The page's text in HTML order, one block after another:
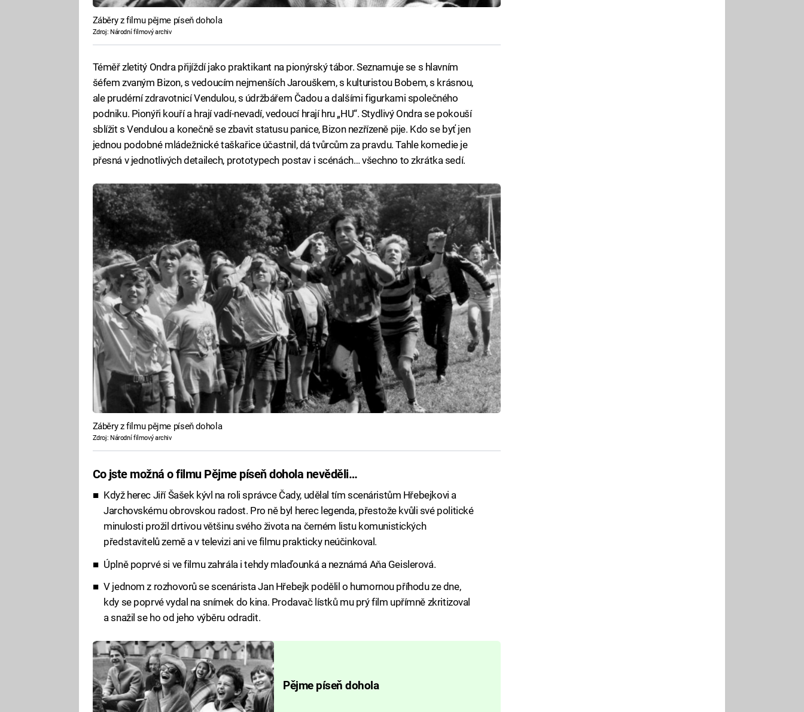
Záběry z filmu pějme píseň dohola
Zdroj: Národní filmový archiv
Téměř zletitý Ondra přijíždí jako praktikant na pionýrský tábor. Seznamuje se s hlavním
šéfem zvaným Bizon, s vedoucím nejmenších Jarouškem, s kulturistou Bobem, s krásnou,
ale prudérní zdravotnicí Vendulou, s údržbářem Čadou a dalšími figurkami společného
podniku. Pionýři kouří a hrají vadí-nevadí, vedoucí hrají hru „HU“. Stydlivý Ondra se pokouší
sblížit s Vendulou a konečně se zbavit statusu panice, Bizon nezřízeně pije. Kdo se byť jen
jednou podobné mládežnické taškařice účastnil, dá tvůrcům za pravdu. Tahle komedie je
přesná v jednotlivých detailech, prototypech postav i scénách… všechno to zkrátka sedí.
Záběry z filmu pějme píseň dohola
Zdroj: Národní filmový archiv
Co jste možná o filmu Pějme píseň dohola nevěděli…
Když herec Jiří Šašek kývl na roli správce Čady, udělal tím scenáristům Hřebejkovi a
Jarchovskému obrovskou radost. Pro ně byl herec legenda, přestože kvůli své politické
minulosti prožil drtivou většinu svého života na černém listu komunistických
představitelů země a v televizi ani ve filmu prakticky neúčinkoval.
Úplně poprvé si ve filmu zahrála i tehdy mlaďounká a neznámá Aňa Geislerová.
V jednom z rozhovorů se scenárista Jan Hřebejk podělil o humornou příhodu ze dne,
kdy se poprvé vydal na snímek do kina. Prodavač lístků mu prý film upřímně zkritizoval
a snažil se ho od jeho výběru odradit.
Pějme píseň dohola